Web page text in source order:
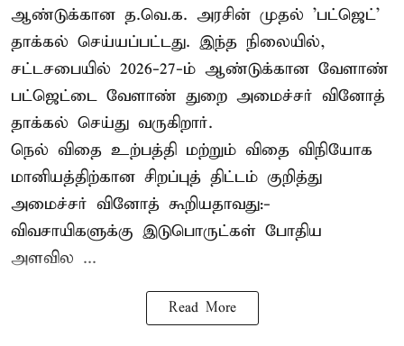
ஆண்டுக்கான த.வெ.க. அரசின் முதல் 'பட்ஜெட்'
தாக்கல் செய்யப்பட்டது. இந்த நிலையில்,
சட்டசபையில் 2026-27-ம் ஆண்டுக்கான வேளாண்
பட்ஜெட்டை வேளாண் துறை அமைச்சர் வினோத்
தாக்கல் செய்து வருகிறார்.
நெல் விதை உற்பத்தி மற்றும் விதை விநியோக
மானியத்திற்கான சிறப்புத் திட்டம் குறித்து
அமைச்சர் வினோத் கூறியதாவது:-
விவசாயிகளுக்கு இடுபொருட்கள் போதிய
அளவில ...
Read More